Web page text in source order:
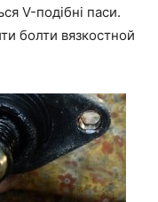
V-подібні паси.
болти вязкостной